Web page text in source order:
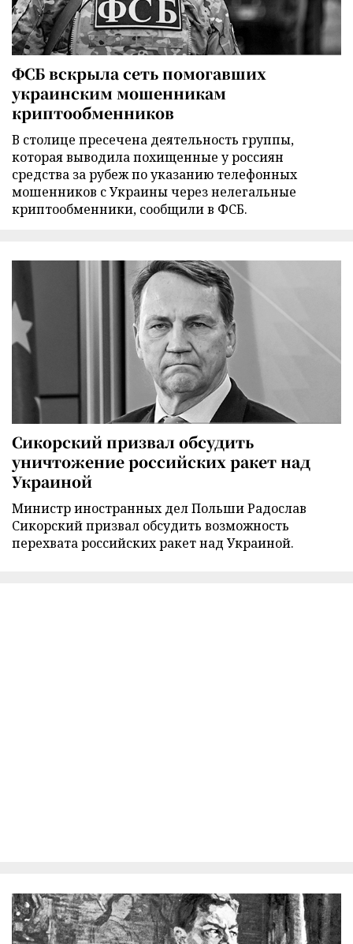
ФСБ вскрыла сеть помогавших
украинским мошенникам
криптообменников
В столице пресечена деятельность группы,
которая выводила похищенные у россиян
средства за рубеж по указанию телефонных
мошенников с Украины через нелегальные
криптообменники, сообщили в ФСБ.
Сикорский призвал обсудить
уничтожение российских ракет над
Украиной
Министр иностранных дел Польши Радослав
Сикорский призвал обсудить возможность
перехвата российских ракет над Украиной.